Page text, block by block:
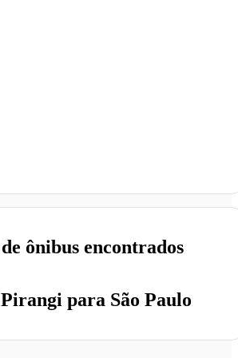
Pirangi para São Paulo
de ônibus encontrados